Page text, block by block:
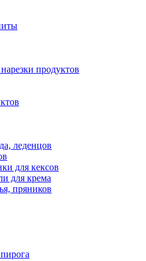
продуктов
леденцов
для кексов
для крема
пряников